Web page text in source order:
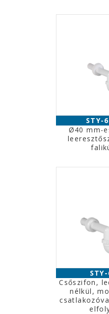
STY-
Ø40 mm-
Csőszifon,
nélkül,